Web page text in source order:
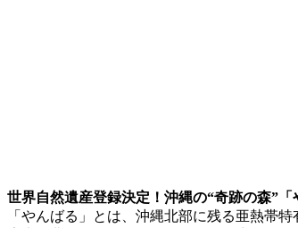
世界自然遺産登録決定！沖縄の“奇跡の森”「
「やんばる」とは、沖縄北部に残る亜熱帯